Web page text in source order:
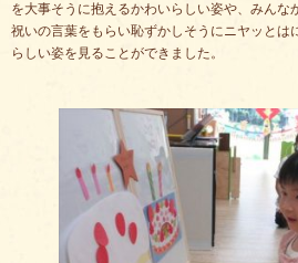
を大事そうに抱えるかわいらしい姿や、みんな
祝いの言葉をもらい恥ずかしそうにニヤッとは
らしい姿を見ることができました。